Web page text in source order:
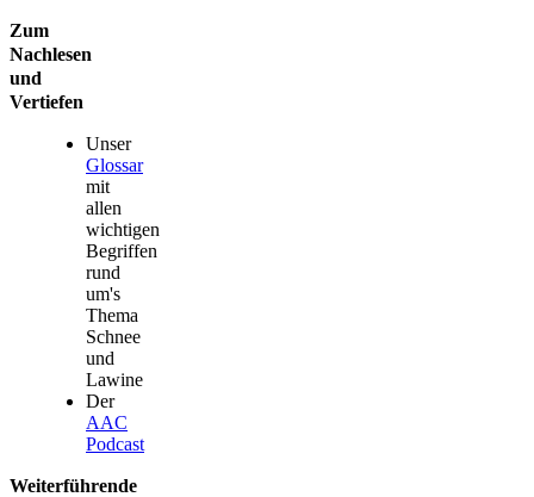
Zum
Nachlesen
und
Vertiefen
Unser
Glossar
mit
allen
wichtigen
Begriffen
rund
um's
Thema
Schnee
und
Lawine
Der
AAC
Podcast
Weiterführende